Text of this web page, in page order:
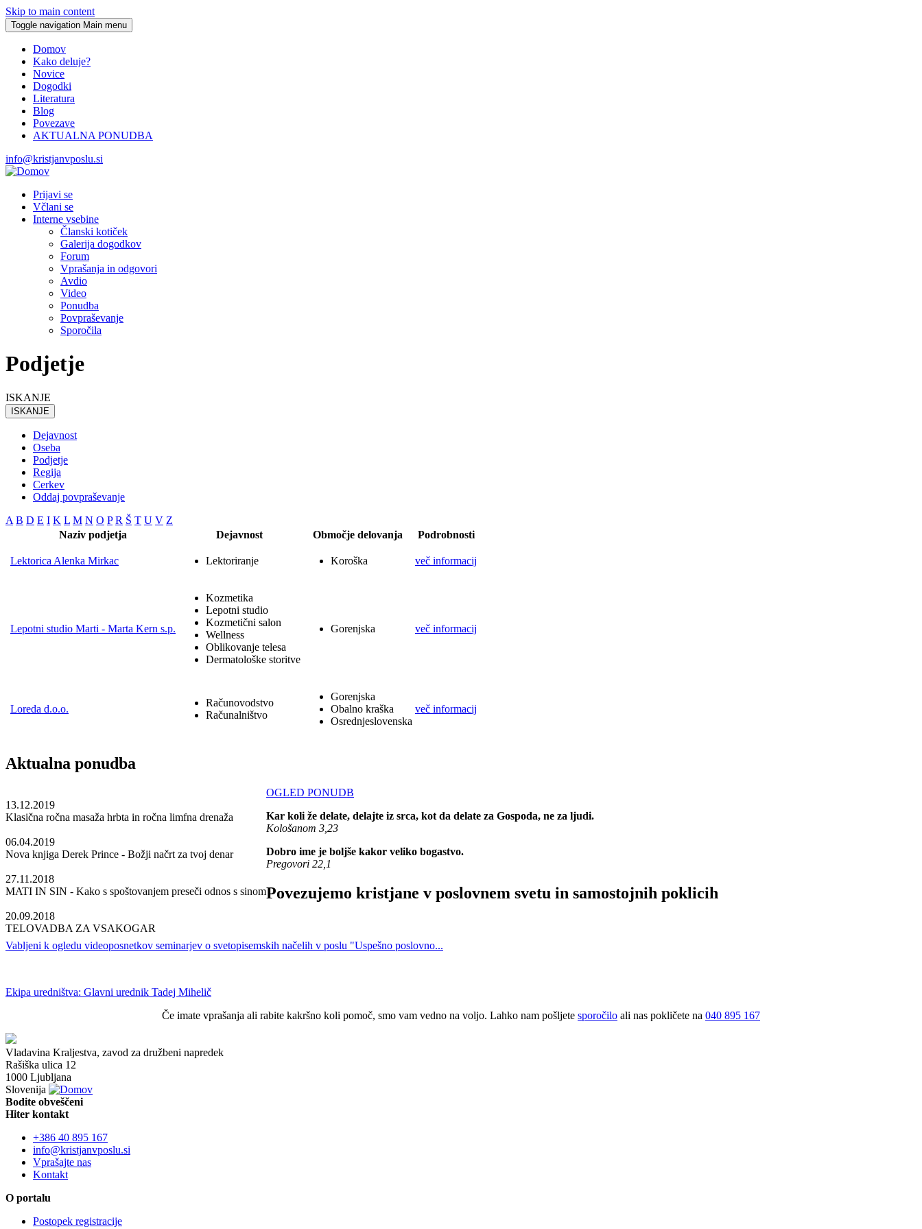
Skip to main content
Toggle navigation Main menu
Domov
Kako deluje?
Novice
Dogodki
Literatura
Blog
Povezave
AKTUALNA PONUDBA
info@kristjanvposlu.si
Prijavi se
Včlani se
Interne vsebine
Članski kotiček
Galerija dogodkov
Forum
Vprašanja in odgovori
Avdio
Video
Ponudba
Povpraševanje
Sporočila
Podjetje
ISKANJE
ISKANJE
Dejavnost
Oseba
Podjetje
Regija
Cerkev
Oddaj povpraševanje
A B D E I K L M N O P R Š T U V Z
Naziv podjetja
Dejavnost Območje delovanja Podrobnosti
Lektorica Alenka Mirkac Lektoriranje Koroška več informacij
Lepotni studio Marti - Marta Kern s.p.
Kozmetika
Lepotni studio
Kozmetični salon
Wellness
Oblikovanje telesa
Dermatološke storitve
Gorenjska več informacij
Loreda d.o.o.
Računovodstvo
Računalništvo
Gorenjska
Obalno kraška
Osrednjeslovenska
več informacij
Aktualna ponudba
13.12.2019
Klasična ročna masaža hrbta in ročna limfna drenaža
06.04.2019
Nova knjiga Derek Prince - Božji načrt za tvoj denar
27.11.2018
MATI IN SIN - Kako s spoštovanjem preseči odnos s sinom
20.09.2018
TELOVADBA ZA VSAKOGAR
OGLED PONUDB
Kar koli že delate, delajte iz srca, kot da delate za Gospoda, ne za ljudi.
Kološanom 3,23
Dobro ime je boljše kakor veliko bogastvo.
Pregovori 22,1
Povezujemo kristjane v poslovnem svetu in samostojnih poklicih
Vabljeni k ogledu videoposnetkov seminarjev o svetopisemskih načelih v poslu "Uspešno poslovno...
Ekipa uredništva: Glavni urednik Tadej Mihelič
Če imate vprašanja ali rabite kakršno koli pomoč, smo vam vedno na voljo. Lahko nam pošljete sporočilo ali nas pokličete na 040 895 167
Vladavina Kraljestva, zavod za družbeni napredek
Rašiška ulica 12
1000 Ljubljana
Slovenija
Bodite obveščeni
Hiter kontakt
+386 40 895 167
info@kristjanvposlu.si
Vprašajte nas
Kontakt
O portalu
Postopek registracije